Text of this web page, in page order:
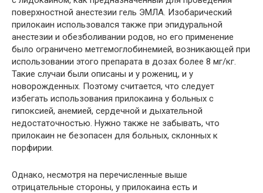
поверхностной анестезии гель ЭМЛА. Изобарический
прилокаин использовался также при эпидуральной
анестезии и обезболивании родов, но его применение
было ограничено метгемоглобинемией, возникающей при
использовании этого препарата в дозах более 8 мг/кг.
Такие случаи были описаны и у рожениц, и у
новорожденных. Поэтому считается, что следует
избегать использования прилокаина у больных с
гипоксией, анемией, сердечной и дыхательной
недостаточностью. Нужно также не забывать, что
прилокаин не безопасен для больных, склонных к
порфирии.
Однако, несмотря на перечисленные выше
отрицательные стороны, у прилокаина есть и